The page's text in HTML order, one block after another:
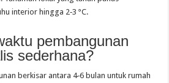
interior hingga 2‑3 °C.
pembangunan
sederhana?
berkisar antara 4‑6 bulan untuk rumah